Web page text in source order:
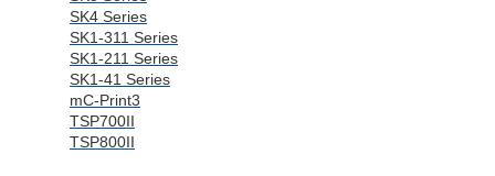
SK4 Series
SK1-311 Series
SK1-211 Series
SK1-41 Series
mC-Print3
TSP700II
TSP800II